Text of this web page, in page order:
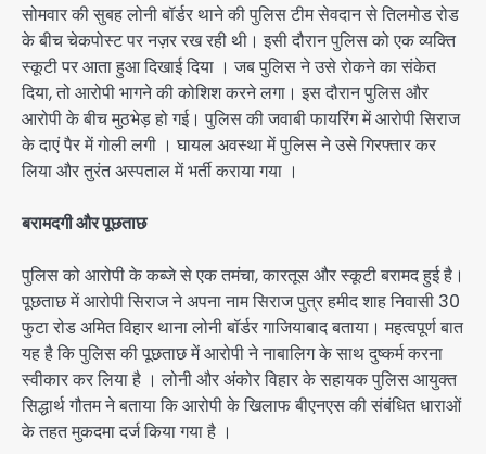
सोमवार की सुबह लोनी बॉर्डर थाने की पुलिस टीम सेवदान से तिलमोड रोड
के बीच चेकपोस्ट पर नज़र रख रही थी। इसी दौरान पुलिस को एक व्यक्ति
स्कूटी पर आता हुआ दिखाई दिया । जब पुलिस ने उसे रोकने का संकेत
दिया, तो आरोपी भागने की कोशिश करने लगा। इस दौरान पुलिस और
आरोपी के बीच मुठभेड़ हो गई। पुलिस की जवाबी फायरिंग में आरोपी सिराज
के दाएं पैर में गोली लगी । घायल अवस्था में पुलिस ने उसे गिरफ्तार कर
लिया और तुरंत अस्पताल में भर्ती कराया गया ।
बरामदगी और पूछताछ
पुलिस को आरोपी के कब्जे से एक तमंचा, कारतूस और स्कूटी बरामद हुई है।
पूछताछ में आरोपी सिराज ने अपना नाम सिराज पुत्र हमीद शाह निवासी 30
फुटा रोड अमित विहार थाना लोनी बॉर्डर गाजियाबाद बताया। महत्वपूर्ण बात
यह है कि पुलिस की पूछताछ में आरोपी ने नाबालिग के साथ दुष्कर्म करना
स्वीकार कर लिया है । लोनी और अंकोर विहार के सहायक पुलिस आयुक्त
सिद्धार्थ गौतम ने बताया कि आरोपी के खिलाफ बीएनएस की संबंधित धाराओं
के तहत मुकदमा दर्ज किया गया है ।